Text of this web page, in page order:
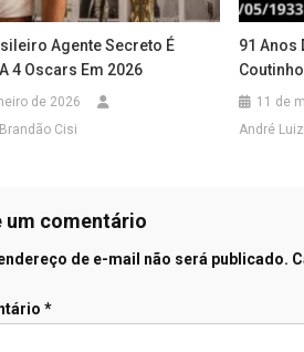
Agente Secreto É
4 Oscars Em 2026
de 2026
Cisi
91 Anos
Coutinho
11 de
André
um comentário
de e-mail não será publicado.
*